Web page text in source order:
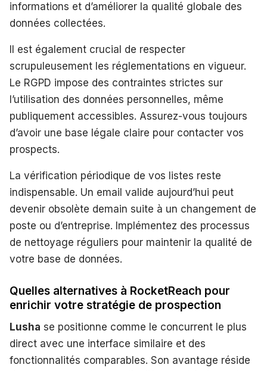
informations et d’améliorer la qualité globale des
données collectées.
Il est également crucial de respecter
scrupuleusement les réglementations en vigueur.
Le RGPD impose des contraintes strictes sur
l’utilisation des données personnelles, même
publiquement accessibles. Assurez-vous toujours
d’avoir une base légale claire pour contacter vos
prospects.
La vérification périodique de vos listes reste
indispensable. Un email valide aujourd’hui peut
devenir obsolète demain suite à un changement de
poste ou d’entreprise. Implémentez des processus
de nettoyage réguliers pour maintenir la qualité de
votre base de données.
Quelles alternatives à RocketReach pour
enrichir votre stratégie de prospection
Lusha se positionne comme le concurrent le plus
direct avec une interface similaire et des
fonctionnalités comparables. Son avantage réside